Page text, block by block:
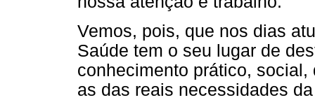
Vemos, pois, que nos dias
Saúde tem o seu lugar de
conhecimento prático,
as das reais necessidades